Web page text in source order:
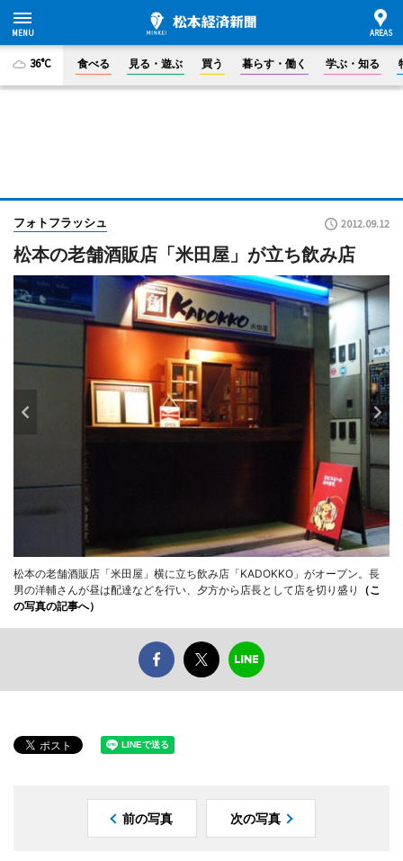
36°C 食べる 見る・遊ぶ 買う 暮らす・働く 学ぶ・知る
フォトフラッシュ 2012.09.12
松本の老舗酒販店「米田屋」が立ち飲み店
松本の老舗酒販店「米田屋」横に立ち飲み店「KADOKKO」がオープン。長
男の洋輔さんが昼は配達などを行い、夕方から店長として店を切り盛り
（こ
の写真の記事へ）
前の写真 次の写真